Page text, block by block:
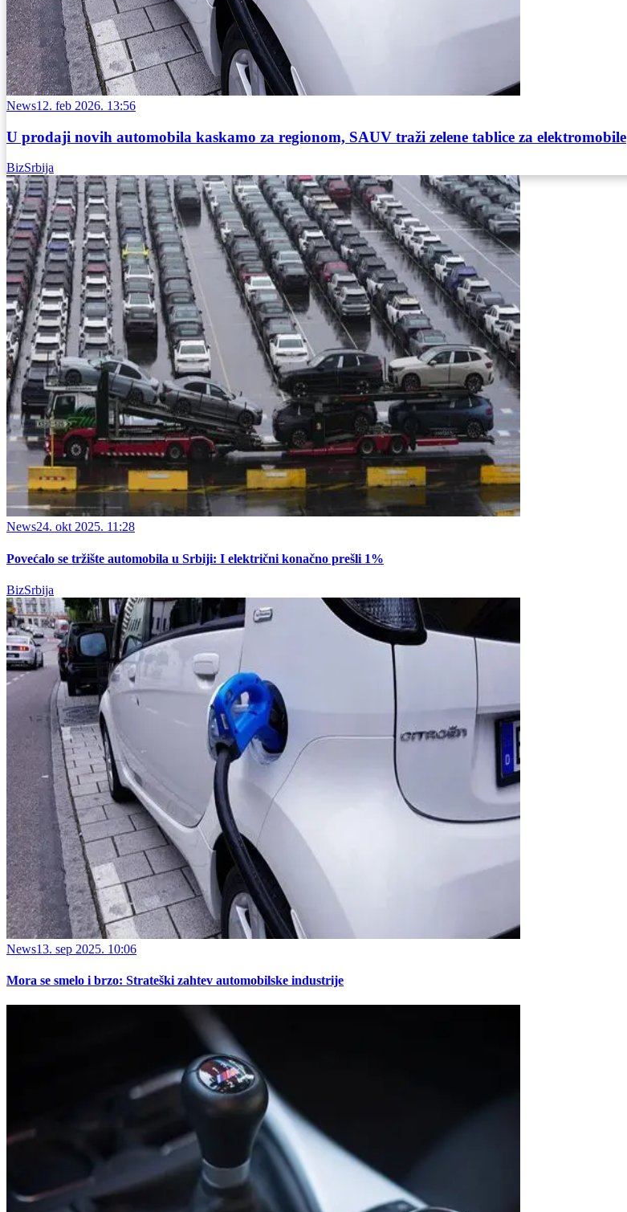
News12. feb 2026. 13:56
U prodaji novih automobila kaskamo za regionom, SAUV traži zelene tablice za elektromobile
BizSrbija
News24. okt 2025. 11:28
Povećalo se tržište automobila u Srbiji: I električni konačno prešli 1%
BizSrbija
News13. sep 2025. 10:06
Mora se smelo i brzo: Strateški zahtev automobilske industrije